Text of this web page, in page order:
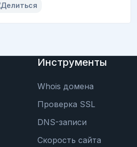
Делиться
Инструменты
Whois домена
Проверка SSL
DNS-записи
Скорость сайта